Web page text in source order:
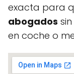
exacta para
abogados
en coche o